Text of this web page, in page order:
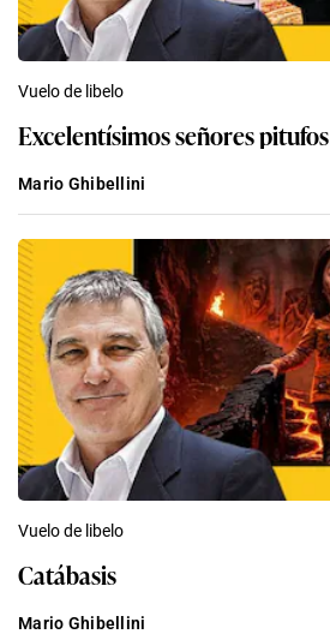
Vuelo de libelo
Excelentísimos señores pitufos
Mario Ghibellini
Vuelo de libelo
Catábasis
Mario Ghibellini